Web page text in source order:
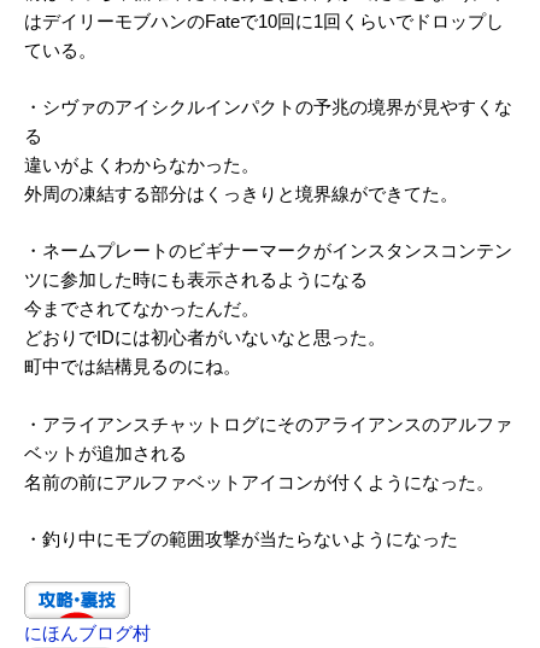
はデイリーモブハンのFateで10回に1回くらいでドロップし
ている。
・シヴァのアイシクルインパクトの予兆の境界が見やすくな
る
違いがよくわからなかった。
外周の凍結する部分はくっきりと境界線ができてた。
・ネームプレートのビギナーマークがインスタンスコンテン
ツに参加した時にも表示されるようになる
今までされてなかったんだ。
どおりでIDには初心者がいないなと思った。
町中では結構見るのにね。
・アライアンスチャットログにそのアライアンスのアルファ
ベットが追加される
名前の前にアルファベットアイコンが付くようになった。
・釣り中にモブの範囲攻撃が当たらないようになった
にほんブログ村